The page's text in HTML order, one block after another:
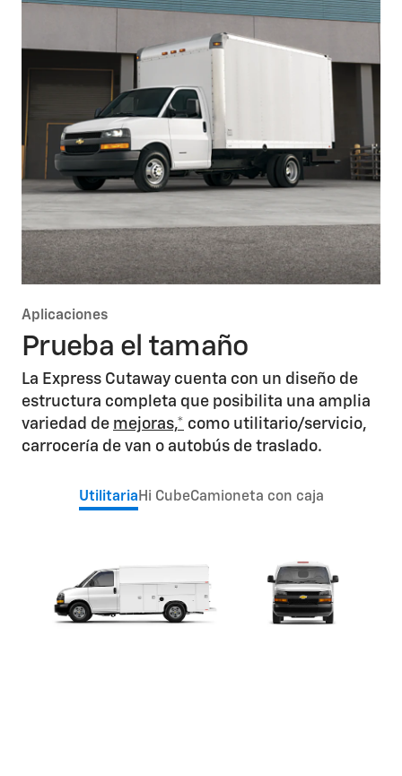
Aplicaciones
Prueba el tamaño
La Express Cutaway cuenta con un diseño de
estructura completa que posibilita una amplia
variedad de mejoras,* como utilitario/servicio,
carrocería de van o autobús de traslado.
UtilitariaHi CubeCamioneta con caja